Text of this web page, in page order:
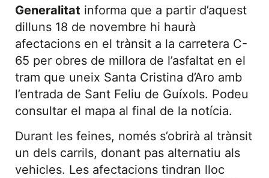
Generalitat informa que a partir d’aquest
dilluns 18 de novembre hi haurà
afectacions en el trànsit a la carretera C-
65 per obres de millora de l’asfaltat en el
tram que uneix Santa Cristina d’Aro amb
l’entrada de Sant Feliu de Guíxols. Podeu
consultar el mapa al final de la notícia.
Durant les feines, només s’obrirà al trànsit
un dels carrils, donant pas alternatiu als
vehicles. Les afectacions tindran lloc